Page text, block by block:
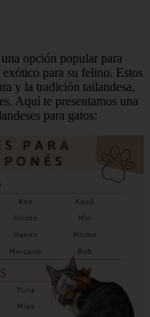
opción popular para
para su felino. Estos
y la tradición tailandesa,
Aquí te presentamos una
para gatos: